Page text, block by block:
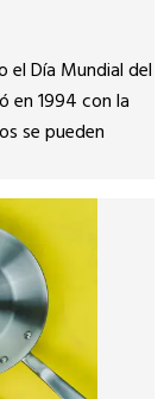
el Día Mundial del
en 1994 con la
se pueden